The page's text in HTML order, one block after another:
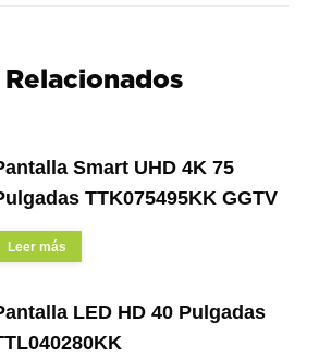
Smart UHD 4K 75
TTK075495KK GGTV
Leer más
LED HD 40 Pulgadas